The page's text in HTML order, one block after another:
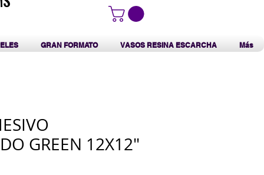
GRAN FORMATO VASOS RESINA ESCARCHA Más
GREEN 12X12"